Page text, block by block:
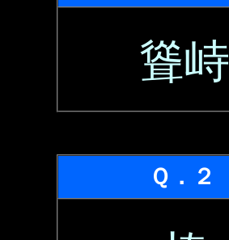
聳峙
Ｑ．２